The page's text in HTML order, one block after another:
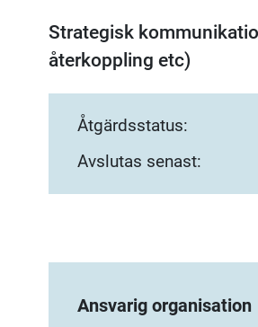
Strategisk
återkoppling etc)
Åtgärdsstatus:
Avslutas senast:
Ansvarig organisation